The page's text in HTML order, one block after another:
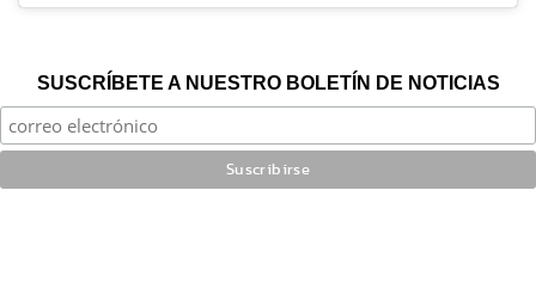
SUSCRÍBETE A NUESTRO BOLETÍN DE NOTICIAS